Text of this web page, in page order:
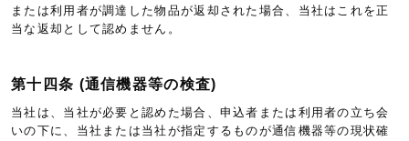
または利用者が調達した物品が返却された場合、当社はこれを正
当な返却として認めません。
第十四条 (通信機器等の検査)
当社は、当社が必要と認めた場合、申込者または利用者の立ち会
いの下に、当社または当社が指定するものが通信機器等の現状確